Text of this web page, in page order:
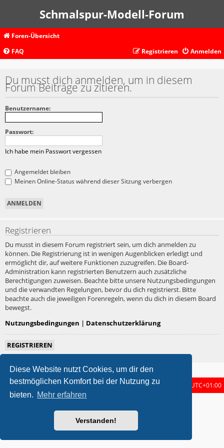
Diese Website nutzt Cookies, um dir den
bestmöglichen Komfort bei der Nutzung zu
bieten. Mehr erfahren
Verstanden!
Schmalspur-Modell-Forum
Foren-Übersicht
FAQ
Anmelden
Registrieren
Du musst dich anmelden, um in diesem
Forum Beiträge zu zitieren.
Benutzername:
Passwort:
Ich habe mein Passwort vergessen
Angemeldet bleiben
Meinen Online-Status während dieser Sitzung verbergen
Registrieren
Du musst in diesem Forum registriert sein, um dich anmelden zu
können. Die Registrierung ist in wenigen Augenblicken erledigt und
ermöglicht dir, auf weitere Funktionen zuzugreifen. Die Board-
Administration kann registrierten Benutzern auch zusätzliche
Berechtigungen zuweisen. Beachte bitte unsere Nutzungsbedingungen
und die verwandten Regelungen, bevor du dich registrierst. Bitte
beachte auch die jeweiligen Forenregeln, wenn du dich in diesem Board
bewegst.
Nutzungsbedingungen | Datenschutzerklärung
REGISTRIEREN
Foren-Übersicht Alle Zeiten sind UTC+01:00
Powered byphpBB® Forum Software © phpBB Limited
Deutsche Übersetzung durch
Datenschutz|Nutzungsbedingungen